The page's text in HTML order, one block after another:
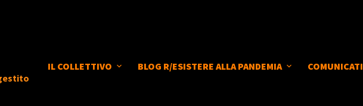
IL COLLETTIVO BLOG R/ESISTERE ALLA PANDEMIA COMUNICATI